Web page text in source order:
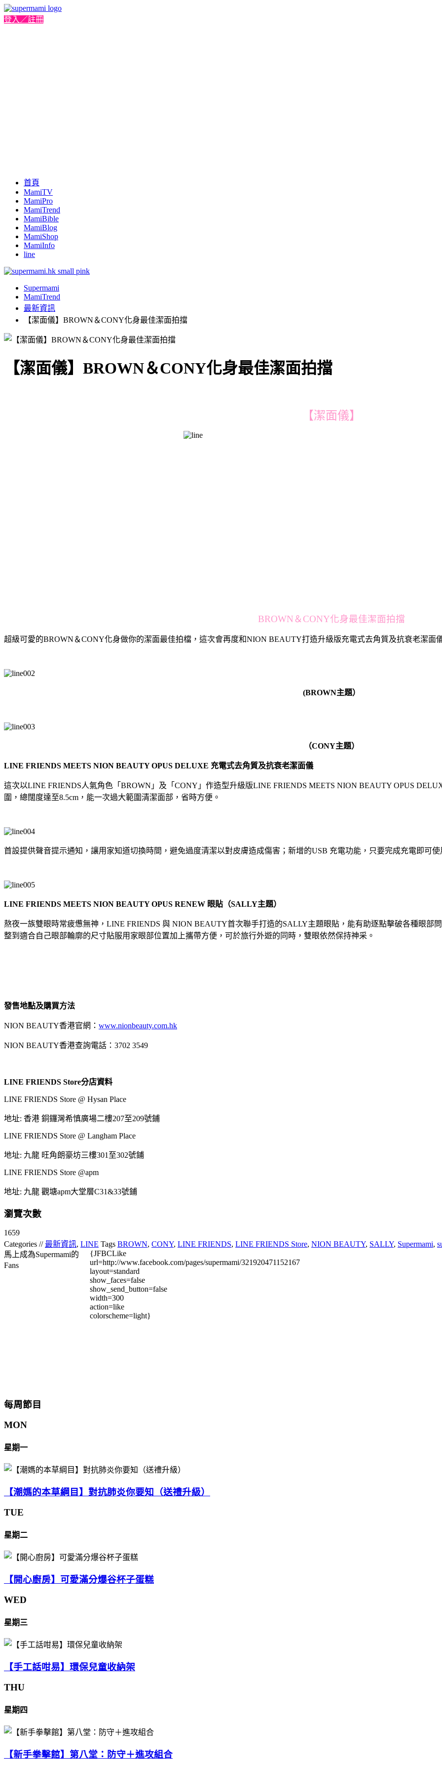
登入／註冊
首頁
MamiTV
MamiPro
MamiTrend
MamiBible
MamiBlog
MamiShop
MamiInfo
line
Supermami
MamiTrend
最新資訊
【潔面儀】BROWN＆CONY化身最佳潔面拍擋
【潔面儀】BROWN＆CONY化身最佳潔面拍擋
【潔面儀】
BROWN＆CONY化身最佳潔面拍擋
超級可愛的BROWN＆CONY化身做你的潔面最佳拍檔，這次會再度和NION BEAUTY打造升級版充電式去角質及抗衰老潔面
(BROWN主題）
（CONY主題）
LINE FRIENDS MEETS NION BEAUTY OPUS DELUXE 充電式去角質及抗衰老潔面儀
這次以LINE FRIENDS人氣角色「BROWN」及「CONY」作造型升級版LINE FRIENDS MEETS NION BEAUTY OPUS
圍，總闊度達至8.5cm，能一次過大範圍清潔面部，省時方便。
首設提供聲音提示通知，讓用家知道切換時間，避免過度清潔以對皮膚造成傷害；新增的USB 充電功能，只要完成充電即可
LINE FRIENDS MEETS NION BEAUTY OPUS RENEW 眼貼（SALLY主題）
熬夜一族雙眼時常疲憊無神，LINE FRIENDS 與 NION BEAUTY首次聯手打造的SALLY主題眼貼，能有助逐點擊破各種眼部
整到適合自己眼部輪廓的尺寸貼服用家眼部位置加上攜帶方便，可於旅行外遊的同時，雙眼依然保持神采。
發售地點及購買方法
NION BEAUTY香港官網： www.nionbeauty.com.hk
NION BEAUTY香港查詢電話：3702 3549
LINE FRIENDS Store分店資料
LINE FRIENDS Store @ Hysan Place
地址: 香港 銅鑼灣希慎廣場二樓207至209號鋪
LINE FRIENDS Store @ Langham Place
地址: 九龍 旺角朗豪坊三樓301至302號鋪
LINE FRIENDS Store @apm
地址: 九龍 觀塘apm大堂層C31&33號鋪
瀏覽次數
1659
Categories // 最新資訊, LINE Tags BROWN, CONY, LINE FRIENDS, LINE FRIENDS Store, NION BEAUTY, SALLY, Supermami,
馬上成為Supermami的
Fans
{JFBCLike
url=http://www.facebook.com/pages/supermami/321920471152167
layout=standard
show_faces=false
show_send_button=false
width=300
action=like
colorscheme=light}
每周節目
MON
星期一
【潮媽的本草綱目】對抗肺炎你要知（送禮升級）
TUE
星期二
【開心廚房】可愛滿分爆谷杯子蛋糕
WED
星期三
【手工話咁易】環保兒童收納架
THU
星期四
【新手拳擊館】第八堂：防守＋進攻組合